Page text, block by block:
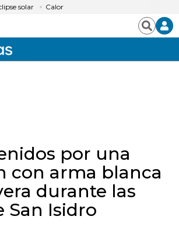
solar Calor
Buscar
por una
con arma blanca
durante las
San Isidro